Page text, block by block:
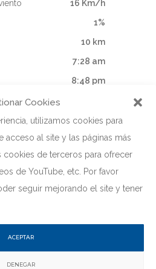
Cookies
utilizamos cookies para
acceso al site y las páginas más
cookies de terceros para ofrecer
de YouTube, etc. Por favor
seguir mejorando el site y tener
ACEPTAR
DENEGAR
16 Km/h
1%
10 km
7:28 am
8:48 pm